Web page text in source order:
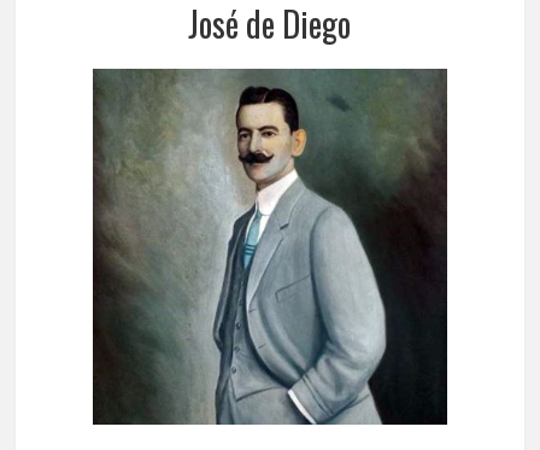
José de Diego